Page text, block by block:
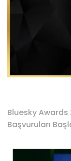
Bluesky Awards
Başvuruları